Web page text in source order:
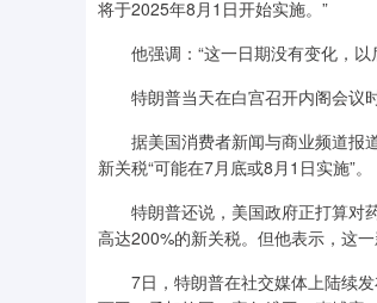
将于2025年8月1日开始实施。”
他强调：“这一日期没有变化，以
特朗普当天在白宫召开内阁会议时
据美国消费者新闻与商业频道报道
新关税“可能在7月底或8月1日实施”。
特朗普还说，美国政府正打算对药
高达200%的新关税。但他表示，这
7日，特朗普在社交媒体上陆续发